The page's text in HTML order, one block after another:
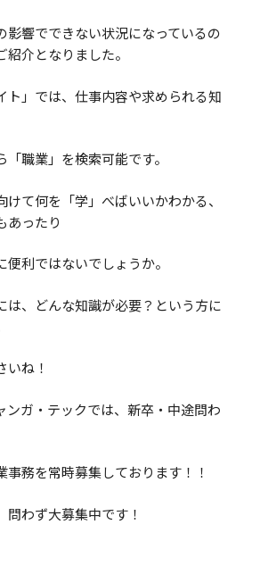
影響でできない状況になっているの
介となりました。
ト」では、仕事内容や求められる知
職業」を検索可能です。
けて何を「学」べばいいかわかる、
あったり
便利ではないでしょうか。
は、どんな知識が必要？という方に
いね！
ンガ・テックでは、新卒・中途問わ
事務を常時募集しております！！
わず大募集中です！